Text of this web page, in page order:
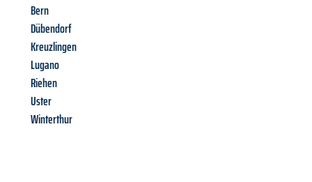
Bern
Dübendorf
Kreuzlingen
Lugano
Riehen
Uster
Winterthur